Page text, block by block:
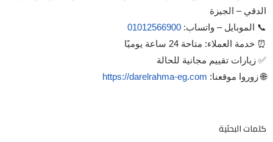
الدقي – الجيزة
📞 الموبايل – واتساب:01012566900
⏰ خدمة العملاء: متاحة 24 ساعة يوميًا
✅ زيارات تقييم مجانية للحالة
🌐 زوروا موقعنا: https://darelrahma-eg.com
كلمات البحثية